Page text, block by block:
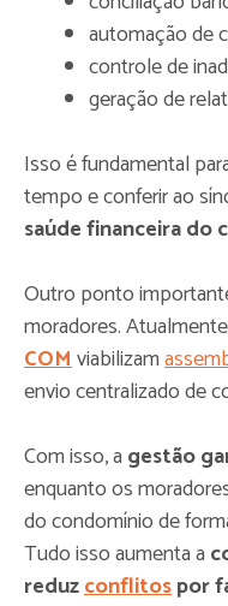
automação de
controle de
geração de
Isso é fundamental
tempo e conferir ao
saúde financeira do
Outro ponto
moradores.
COMviabilizam
envio centralizado de
Com isso, a gestão
enquanto os
do condomínio de
Tudo isso aumenta a
reduzconflitospor